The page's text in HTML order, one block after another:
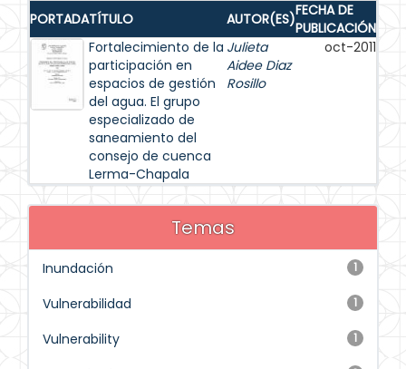
PORTADATÍTULO AUTOR(ES)FECHA DE
PUBLICACIÓN
Fortalecimiento de la
participación en
espacios de gestión
del agua. El grupo
especializado de
saneamiento del
consejo de cuenca
Lerma-Chapala
Julieta
Aidee Diaz
Rosillo
oct-2011
Temas
1
Inundación
1
Vulnerabilidad
1
Vulnerability